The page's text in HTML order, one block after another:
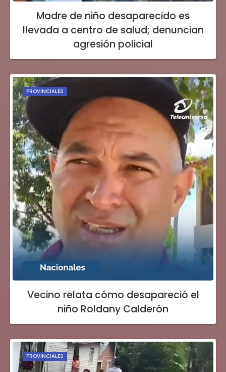
Madre de niño desaparecido es
llevada a centro de salud; denuncian
agresión policial
PROVINCIALES
Vecino relata cómo desapareció el
niño Roldany Calderón
PROVINCIALES